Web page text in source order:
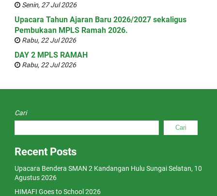
Senin, 27 Jul 2026
Upacara Tahun Ajaran Baru 2026/2027 sekaligus
Pembukaan MPLS Ramah 2026.
Rabu, 22 Jul 2026
DAY 2 MPLS RAMAH
Rabu, 22 Jul 2026
Cari
Cari
Recent Posts
Upacara Bendera SMAN 2 Kandangan Hulu Sungai Selatan, 10
Agustus 2026
HIMAFI Goes to School 2026